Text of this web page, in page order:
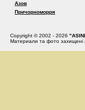
Азов
Причорноморря
Copyright © 2002 - 2026
Материали та фото захищені